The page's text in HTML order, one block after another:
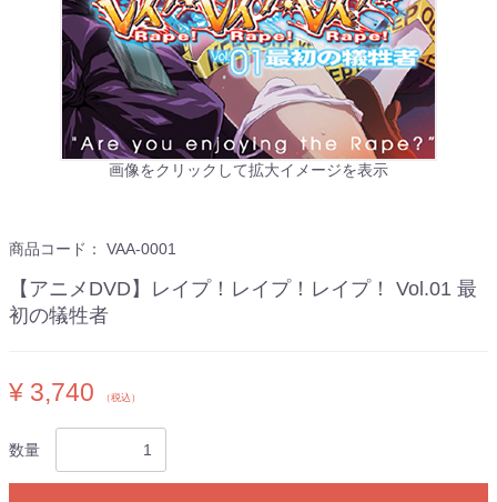
画像をクリックして拡大イメージを表示
商品コード： VAA-0001
【アニメDVD】レイプ！レイプ！レイプ！ Vol.01 最
初の犠牲者
¥ 3,740 （税込）
数量